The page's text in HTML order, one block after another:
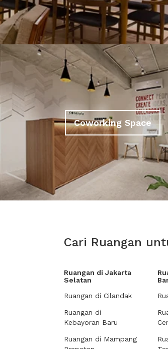
Coworking Space
Cari Ruangan
Ruangan di Jakarta
Selatan
Ruangan di Cilandak
Ruangan di
Kebayoran Baru
Ruangan di Mampang